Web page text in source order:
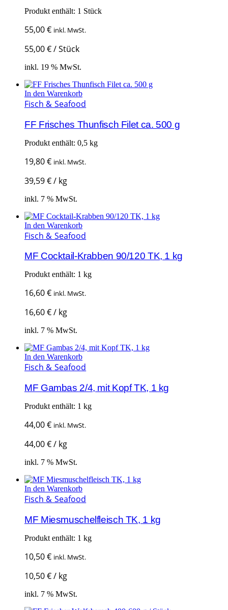
Produkt enthält: 1 Stück
55,00€ inkl. MwSt.
55,00€/Stück
inkl. 19 % MwSt.
In den Warenkorb
Fisch & Seafood
FF Frisches Thunfisch Filet ca. 500 g
Produkt enthält: 0,5 kg
19,80€ inkl. MwSt.
39,59€/ kg
inkl. 7 % MwSt.
In den Warenkorb
Fisch & Seafood
MF Cocktail-Krabben 90/120 TK, 1 kg
Produkt enthält: 1 kg
16,60€ inkl. MwSt.
16,60€/ kg
inkl. 7 % MwSt.
In den Warenkorb
Fisch & Seafood
MF Gambas 2/4, mit Kopf TK, 1 kg
Produkt enthält: 1 kg
44,00€ inkl. MwSt.
44,00€/ kg
inkl. 7 % MwSt.
In den Warenkorb
Fisch & Seafood
MF Miesmuschelfleisch TK, 1 kg
Produkt enthält: 1 kg
10,50€ inkl. MwSt.
10,50€/ kg
inkl. 7 % MwSt.